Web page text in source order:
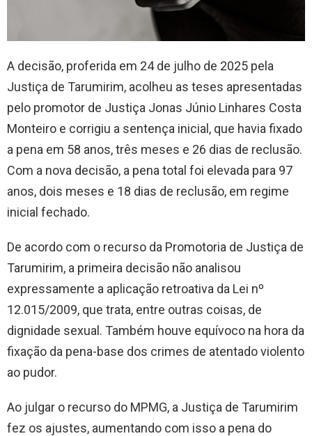
A decisão, proferida em 24 de julho de 2025 pela
Justiça de Tarumirim, acolheu as teses apresentadas
pelo promotor de Justiça Jonas Júnio Linhares Costa
Monteiro e corrigiu a sentença inicial, que havia fixado
a pena em 58 anos, três meses e 26 dias de reclusão.
Com a nova decisão, a pena total foi elevada para 97
anos, dois meses e 18 dias de reclusão, em regime
inicial fechado.
De acordo com o recurso da Promotoria de Justiça de
Tarumirim, a primeira decisão não analisou
expressamente a aplicação retroativa da Lei nº
12.015/2009, que trata, entre outras coisas, de
dignidade sexual. Também houve equívoco na hora da
fixação da pena-base dos crimes de atentado violento
ao pudor.
Ao julgar o recurso do MPMG, a Justiça de Tarumirim
fez os ajustes, aumentando com isso a pena do